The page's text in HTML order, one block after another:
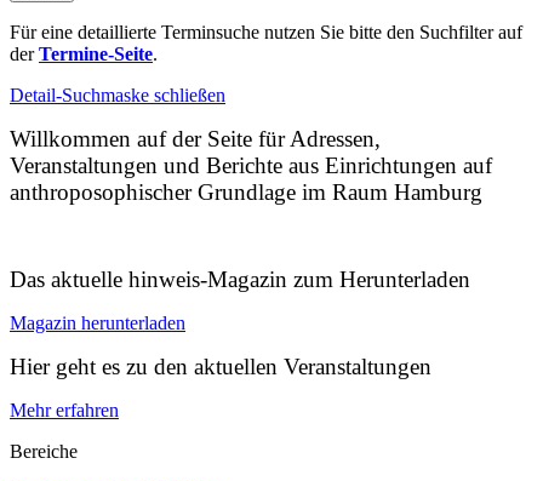
Für eine detaillierte Terminsuche nutzen Sie bitte den Suchfilter auf
derTermine-Seite.
Detail-Suchmaske schließen
Willkommen auf der Seite für Adressen,
Veranstaltungen und Berichte aus Einrichtungen auf
anthroposophischer Grundlage im Raum Hamburg
Das aktuelle hinweis-Magazin zum Herunterladen
Magazin herunterladen
Hier geht es zu den aktuellen Veranstaltungen
Mehr erfahren
Bereiche